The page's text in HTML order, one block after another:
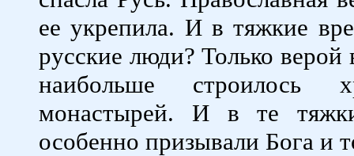
ее укрепила. И в тяжкие
русские люди? Только верой
наибольше строилось
монастырей. И в те
особенно призывали Бога и